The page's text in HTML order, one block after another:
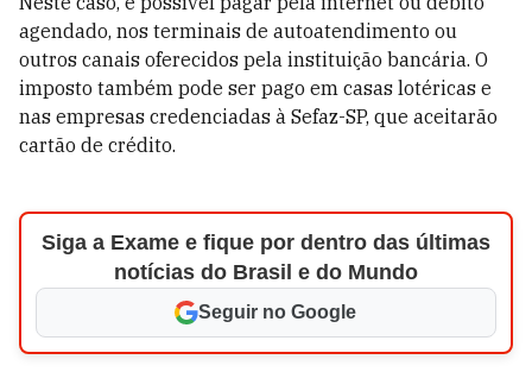
agendado, nos terminais de autoatendimento ou
outros canais oferecidos pela instituição bancária. O
imposto também pode ser pago em casas lotéricas e
nas empresas credenciadas à Sefaz-SP, que aceitarão
cartão de crédito.
Siga a Exame e fique por dentro das últimas
notícias do Brasil e do Mundo
Seguir no Google